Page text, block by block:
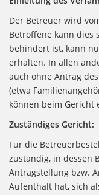
Der Betreuer wird
Betroffene kann dies
behindert ist, kann
erhalten. In allen
auch ohne Antrag
(etwa
können beim Gericht
Zuständiges Gericht:
Für die
zuständig, in dessen
Antragstellung bzw.
Aufenthalt hat, sich